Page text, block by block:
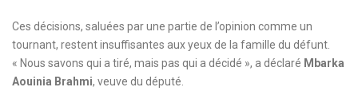
Ces décisions, saluées par une partie de l’opinion comme un
tournant, restent insuffisantes aux yeux de la famille du défunt.
« Nous savons qui a tiré, mais pas qui a décidé », a déclaré Mbarka
Aouinia Brahmi, veuve du député.